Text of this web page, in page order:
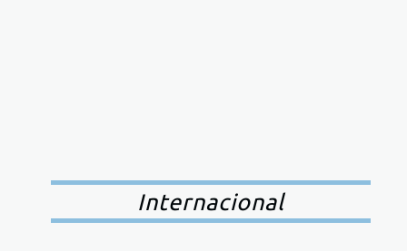
Internacional